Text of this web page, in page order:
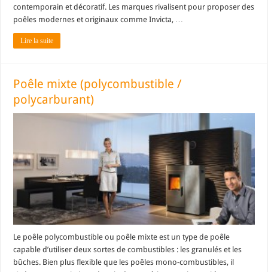
contemporain et décoratif. Les marques rivalisent pour proposer des
poêles modernes et originaux comme Invicta, …
Lire la suite
Poêle mixte (polycombustible /
polycarburant)
Le poêle polycombustible ou poêle mixte est un type de poêle
capable d’utiliser deux sortes de combustibles : les granulés et les
bûches. Bien plus flexible que les poêles mono-combustibles, il